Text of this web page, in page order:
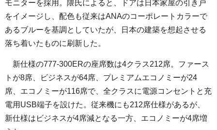
モニターを採用。隈氏によると、ドアは日本家屋の引き戸
をイメージし、配色も従来はANAのコーポレートカラーで
あるブルーを基調としていたが、日本の建築を想起させる
落ち着いたものに刷新した。
新仕様の777-300ERの座席数は4クラス212席。ファース
トが8席、ビジネスが64席、プレミアムエコノミーが24
席、エコノミーが116席で、全クラスに電源コンセントと充
電用USB端子を設けた。従来機にも212席仕様があるが、
新仕様はビジネスが4席減となる一方、エコノミーが4席増